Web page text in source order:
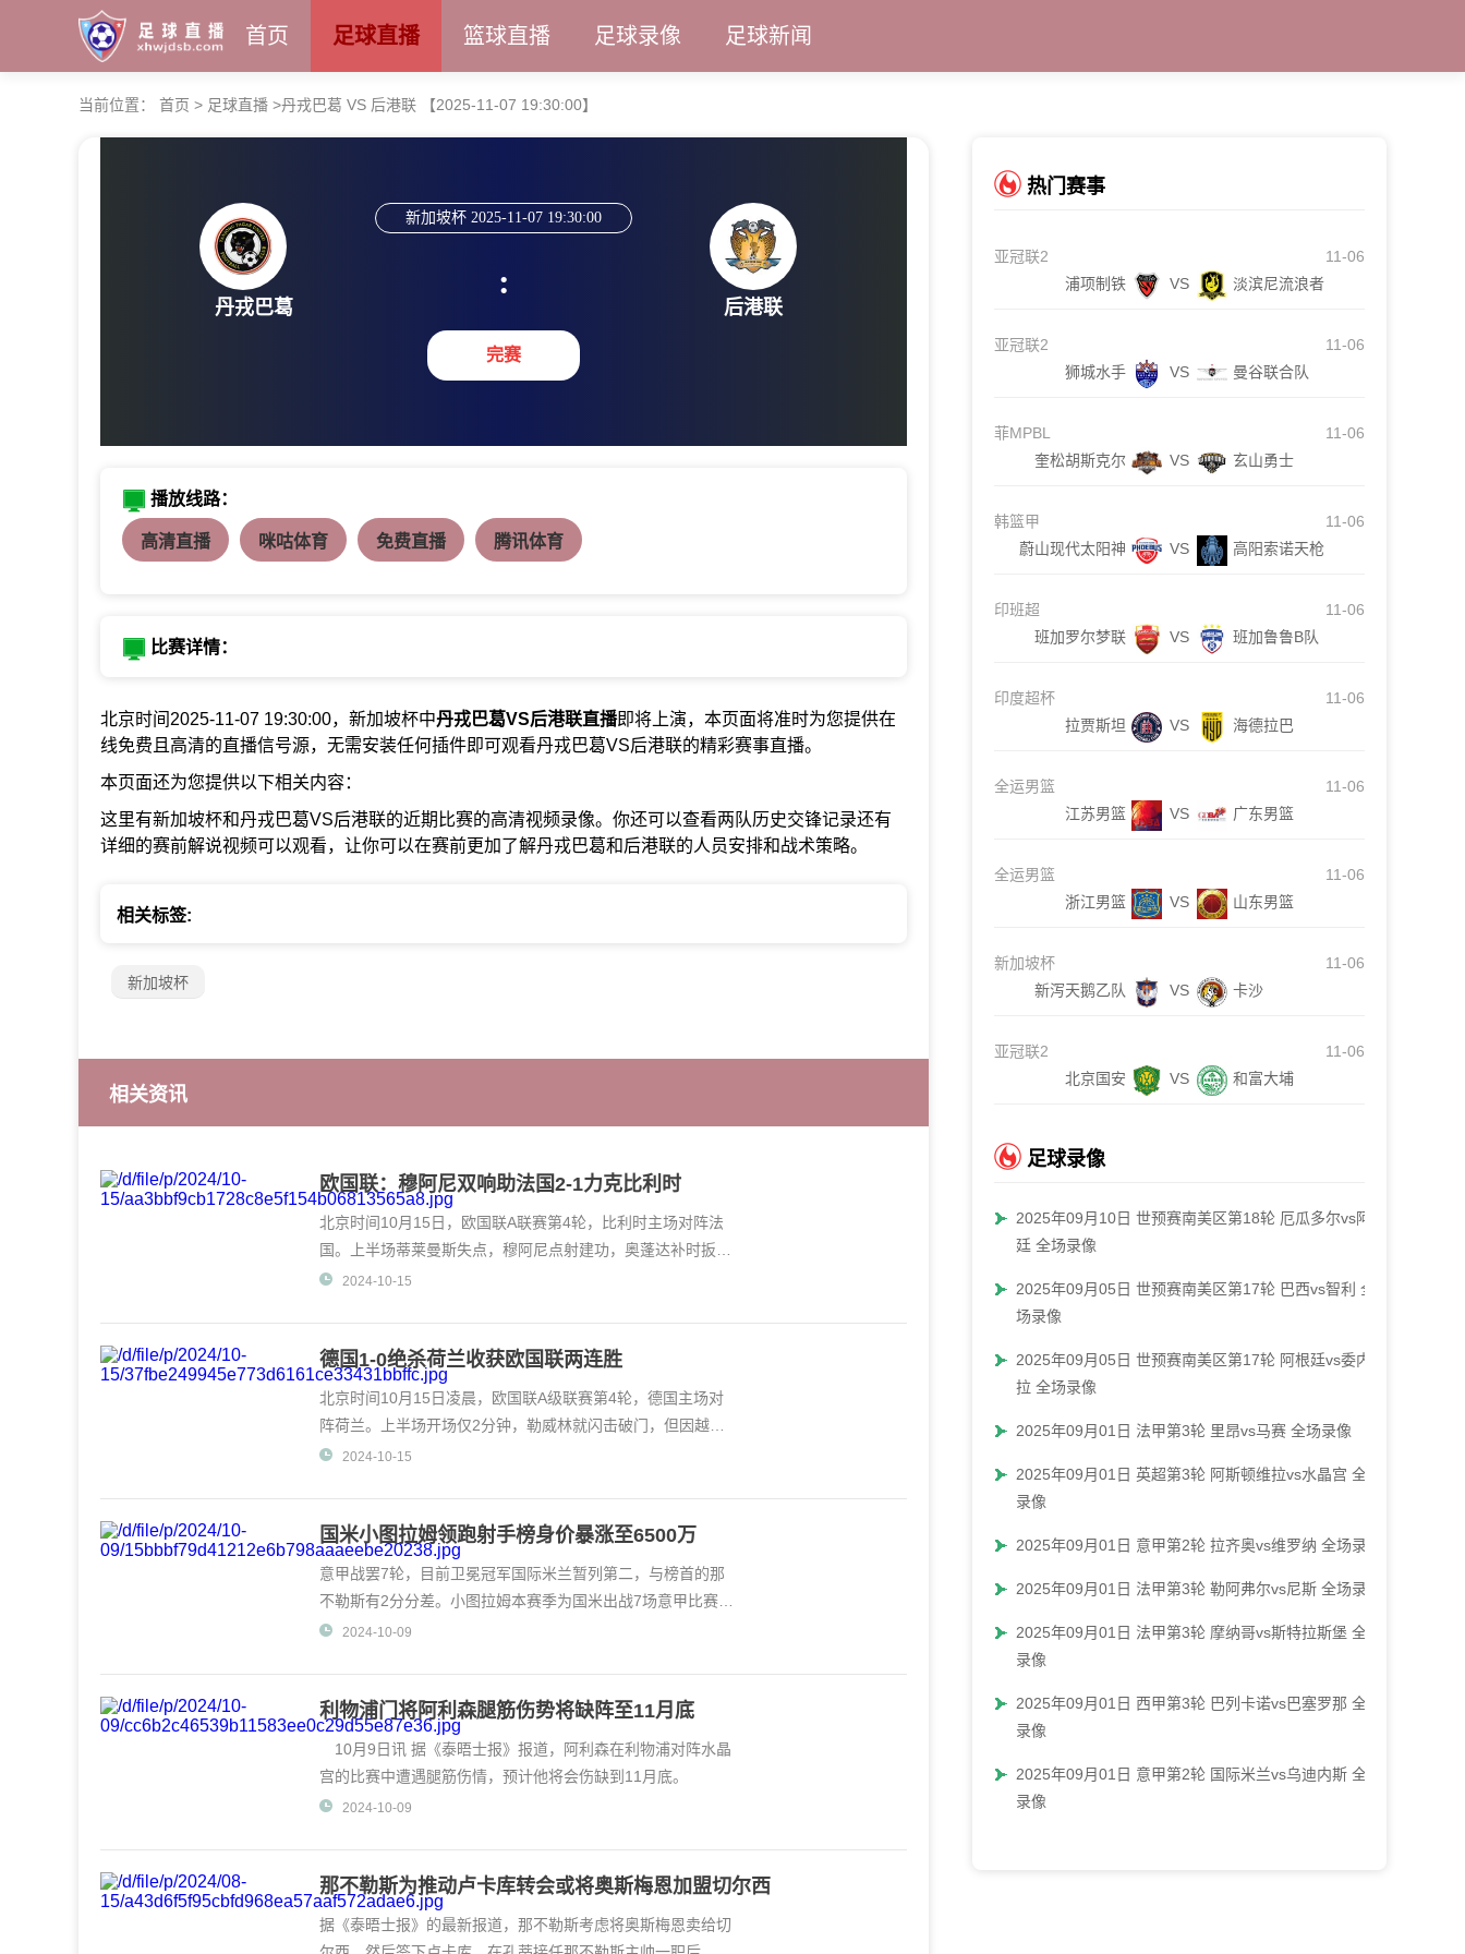
首页 足球直播 篮球直播 足球录像 足球新闻
当前位置： 首页 > 足球直播 >丹戎巴葛 VS 后港联 【2025-11-07 19:30:00】
丹戎巴葛
新加坡杯 2025-11-07 19:30:00
:
完赛
后港联
播放线路：
高清直播 咪咕体育 免费直播 腾讯体育
比赛详情：
北京时间2025-11-07 19:30:00，新加坡杯中丹戎巴葛VS后港联直播即将上演，本页面将准时为您提供在
线免费且高清的直播信号源，无需安装任何插件即可观看丹戎巴葛VS后港联的精彩赛事直播。
本页面还为您提供以下相关内容：
这里有新加坡杯和丹戎巴葛VS后港联的近期比赛的高清视频录像。你还可以查看两队历史交锋记录还有
详细的赛前解说视频可以观看，让你可以在赛前更加了解丹戎巴葛和后港联的人员安排和战术策略。
相关标签:
新加坡杯
相关资讯
欧国联：穆阿尼双响助法国2-1力克比利时
北京时间10月15日，欧国联A联赛第4轮，比利时主场对阵法
国。上半场蒂莱曼斯失点，穆阿尼点射建功，奥蓬达补时扳
平。2024-10-15
德国1-0绝杀荷兰收获欧国联两连胜
北京时间10月15日凌晨，欧国联A级联赛第4轮，德国主场对
阵荷兰。上半场开场仅2分钟，勒威林就闪击破门，但因越位
被吹。2024-10-15
国米小图拉姆领跑射手榜身价暴涨至6500万
意甲战罢7轮，目前卫冕冠军国际米兰暂列第二，与榜首的那
不勒斯有2分分差。小图拉姆本赛季为国米出战7场意甲比赛，
打进7球，暂列射手榜第
2024-10-09
利物浦门将阿利森腿筋伤势将缺阵至11月底
10月9日讯 据《泰晤士报》报道，阿利森在利物浦对阵水晶
宫的比赛中遭遇腿筋伤情，预计他将会伤缺到11月底。
2024-10-09
那不勒斯为推动卢卡库转会或将奥斯梅恩加盟切尔西
据《泰晤士报》的最新报道，那不勒斯考虑将奥斯梅恩卖给切
热门赛事
亚冠联2
11-06
浦项制铁
VS 淡滨尼流浪者
亚冠联2
11-06
狮城水手
VS 曼谷联合队
菲MPBL
11-06
奎松胡斯克尔
VS 玄山勇士
韩篮甲
11-06
蔚山现代太阳神
VS 高阳索诺天枪
印班超
11-06
班加罗尔梦联
VS 班加鲁鲁B队
印度超杯
11-06
拉贾斯坦
VS 海德拉巴
全运男篮
11-06
江苏男篮
VS 广东男篮
全运男篮
11-06
浙江男篮
VS 山东男篮
新加坡杯
11-06
新泻天鹅乙队
VS 卡沙
亚冠联2
11-06
北京国安
VS 和富大埔
足球录像
2025年09月10日 世预赛南美区第18轮 厄瓜多尔vs阿根
廷 全场录像
2025年09月05日 世预赛南美区第17轮 巴西vs智利 全
场录像
2025年09月05日 世预赛南美区第17轮 阿根廷vs委内瑞
拉 全场录像
2025年09月01日 法甲第3轮 里昂vs马赛 全场录像
2025年09月01日 英超第3轮 阿斯顿维拉vs水晶宫 全场
录像
2025年09月01日 意甲第2轮 拉齐奥vs维罗纳 全场录像
2025年09月01日 法甲第3轮 勒阿弗尔vs尼斯 全场录像
2025年09月01日 法甲第3轮 摩纳哥vs斯特拉斯堡 全场
录像
2025年09月01日 西甲第3轮 巴列卡诺vs巴塞罗那 全场
录像
2025年09月01日 意甲第2轮 国际米兰vs乌迪内斯 全场
录像